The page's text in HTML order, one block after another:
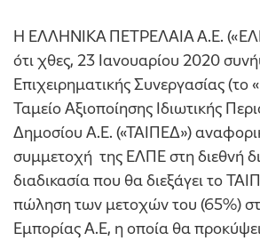
Η ΕΛΛΗΝΙΚΑ ΠΕΤΡΕΛΑΙΑ Α.Ε.
ότι χθες, 23 Ιανουαρίου 2020
Επιχειρηματικής Συνεργασίας (το
Ταμείο Αξιοποίησης Ιδιωτικής
Δημοσίου Α.Ε. («ΤΑΙΠΕΔ»)
συμμετοχή της ΕΛΠΕ στη διεθνή
διαδικασία που θα διεξάγει το
πώληση των μετοχών του (65%)
Εμπορίας Α.Ε, η οποία θα